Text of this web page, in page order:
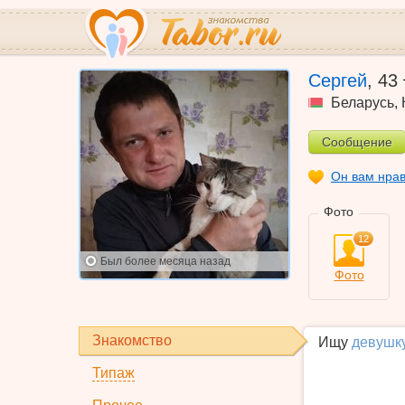
Был более месяца назад
Сергей, 43
Беларусь,
Сообщение
Он вам
Фото
12
Фото
Знакомство
Типаж
Ищу